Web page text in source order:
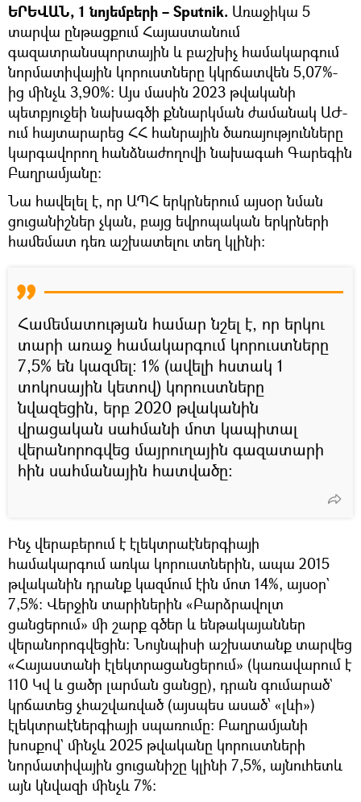
ԵՐԵՎԱՆ, 1 նոյեմբերի – Sputnik. Առաջիկա 5
տարվա ընթացքում Հայաստանում
գազատրանսպորտային և բաշխիչ համակարգում
նորմատիվային կորուստները կկրճատվեն 5,07%-
ից մինչև 3,90%։ Այս մասին 2023 թվականի
պետբյուջեի նախագծի քննարկման ժամանակ ԱԺ-
ում հայտարարեց ՀՀ հանրային ծառայությունները
կարգավորող հանձնաժողովի նախագահ Գարեգին
Բաղրամյանը։
Նա հավելել է, որ ԱՊՀ երկրներում այսօր նման
ցուցանիշներ չկան, բայց եվրոպական երկրների
համեմատ դեռ աշխատելու տեղ կլինի։
Համեմատության համար նշել է, որ երկու
տարի առաջ համակարգում կորուստները
7,5% են կազմել։ 1% (ավելի հստակ 1
տոկոսային կետով) կորուստները
նվազեցին, երբ 2020 թվականին
վրացական սահմանի մոտ կապիտալ
վերանորոգվեց մայրուղային գազատարի
հին սահմանային հատվածը։
Ինչ վերաբերում է էլեկտրաէներգիայի
համակարգում առկա կորուստներին, ապա 2015
թվականին դրանք կազմում էին մոտ 14%, այսօր`
7,5%։ Վերջին տարիներին «Բարձրավոլտ
ցանցերում» մի շարք գծեր և ենթակայաններ
վերանորոգվեցին։ Նույնպիսի աշխատանք տարվեց
«Հայաստանի էլեկտրացանցերում» (կառավարում է
110 Կվ և ցածր լարման ցանցը), դրան գումարած`
կրճատեց չհաշվառված (այսպես ասած՝ «լևի»)
էլեկտրաէներգիայի սպառումը։ Բաղրամյանի
խոսքով` մինչև 2025 թվականը կորուստների
նորմատիվային ցուցանիշը կլինի 7,5%, այնուհետև
այն կնվազի մինչև 7%։